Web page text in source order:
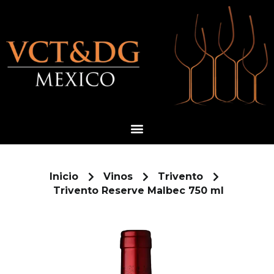
contenido
Menú
Inicio Vinos
Trivento
Trivento Reserve Malbec 750 ml